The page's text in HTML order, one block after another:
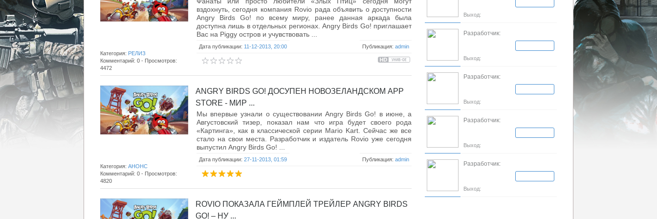
вздохнуть, сегодня компания Rovio рада объявить о доступности
Angry Birds Go! по всему миру, ранее данная аркада была
доступна лишь в отдельных регионах. Angry Birds Go! приглашает
Вас на Piggy остров и учувствовать ...
Дата публикации: 11-12-2013, 20:00 Публикация: admin
Категория: РЕЛИЗ
Комментарий: 0 - Просмотров:
4472
ANGRY BIRDS GO! ДОСУПЕН НОВОЗЕЛАНДСКОМ APP
STORE - МИР ...
Мы впервые узнали о существовании Angry Birds Go! в июне, а
Августовский тизер, показал нам что игра будет своего рода
«Картинга», как в классической серии Mario Kart. Сейчас же все
стало на свои места. Разработчик и издатель Rovio уже сегодня
выпустил Angry Birds Go! ...
Дата публикации: 27-11-2013, 01:59 Публикация: admin
Категория: АНОНС
Комментарий: 0 - Просмотров:
4820
ROVIO ПОКАЗАЛА ГЕЙМПЛЕЙ ТРЕЙЛЕР ANGRY BIRDS
GO! – НУ ...
Выход:
Разработчик:
Выход:
Разработчик:
Выход:
Разработчик:
Выход:
Разработчик:
Выход: